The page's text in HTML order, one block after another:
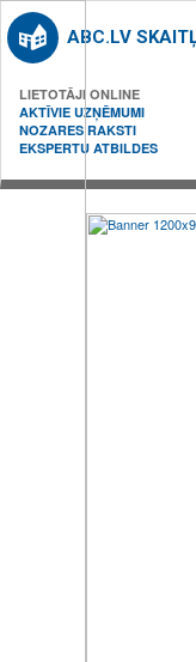
ABC.LV
LIETOTĀJI ONLINE
AKTĪVIE UZŅĒMUMI
NOZARES RAKSTI
EKSPERTU ATBILDES